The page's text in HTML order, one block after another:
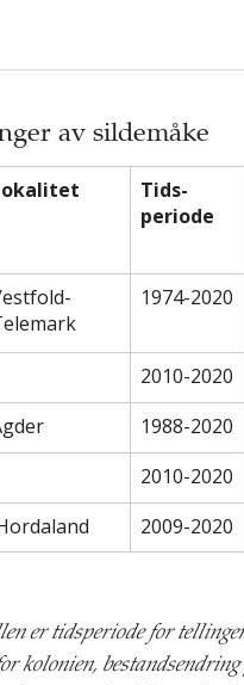
av sildemåke
Tids-
periode
1974-2020
2010-2020
1988-2020
2010-2020
2009-2020
er tidsperiode for
kolonien,